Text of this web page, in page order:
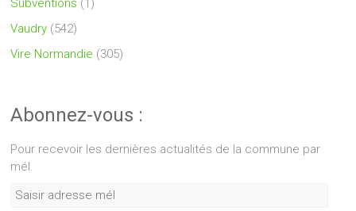
Subventions (1)
Vaudry (542)
Vire Normandie (305)
Abonnez-vous :
Pour recevoir les dernières actualités de la commune par
mél.
Saisir